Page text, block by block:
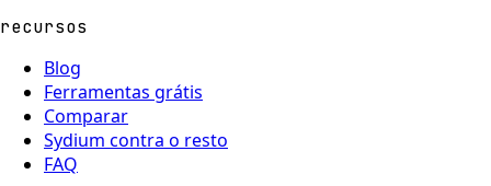
recursos
Blog
Ferramentas grátis
Comparar
Sydium contra o resto
FAQ